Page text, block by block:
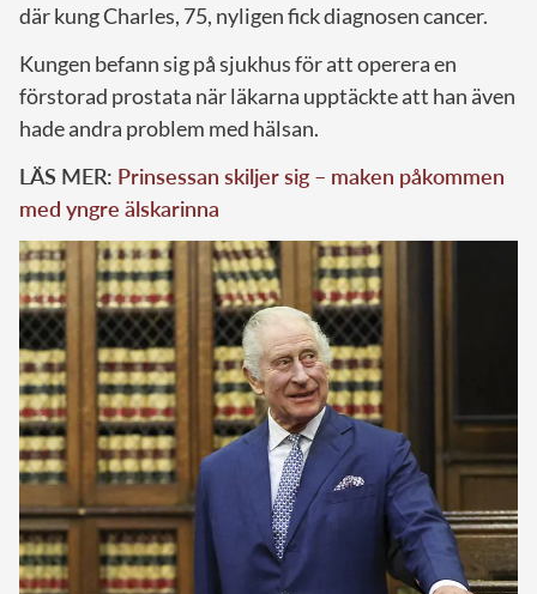
där kung Charles, 75, nyligen fick diagnosen cancer.
Kungen befann sig på sjukhus för att operera en
förstorad prostata när läkarna upptäckte att han även
hade andra problem med hälsan.
LÄS MER: Prinsessan skiljer sig – maken påkommen
med yngre älskarinna